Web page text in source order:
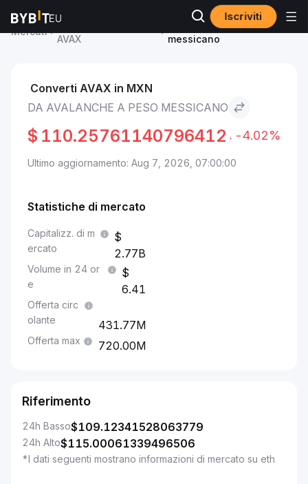
Iscriviti
Mercati
Prezzo Avalanche
AVAX
Avalanche to Peso
messicano
Converti AVAX in MXN
DA AVALANCHE A PESO MESSICANO
$ 110.25761140796412 -4.02%
Ultimo aggiornamento: Aug 7, 2026, 07:00:00
Statistiche di mercato
Capitalizz. di m
ercato
2.77B
Volume in 24 or
e
6.41
Offerta circ
olante
431.77M
Offerta max 720.00M
Riferimento
24h Basso$109.12341528063779
24h Alto$115.00061339496506
*I dati seguenti mostrano informazioni di mercato su eth